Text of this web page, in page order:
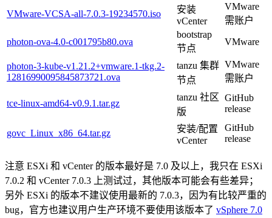
VMware-VCSA-all-7.0.3-19234570.iso
安装
vCenter
VMware
需账户
photon-ova-4.0-c001795b80.ova
bootstrap
节点
VMware
photon-3-kube-v1.21.2+vmware.1-tkg.2-
12816990095845873721.ova
tanzu 集群
节点
VMware
需账户
tce-linux-amd64-v0.9.1.tar.gz
tanzu 社区
版
GitHub
release
govc_Linux_x86_64.tar.gz
安装/配置
vCenter
GitHub
release
注意 ESXi 和 vCenter 的版本最好是 7.0 及以上，我只在 ESXi
7.0.2 和 vCenter 7.0.3 上测试过，其他版本可能会有些差异；
另外 ESXi 的版本不建议使用最新的 7.0.3，因为有比较严重的
bug，官方也建议用户生产环境不要使用该版本了 vSphere 7.0